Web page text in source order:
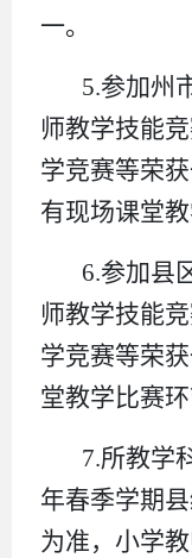
一。
5.参加州
师教学技能
学竞赛等荣
有现场课堂教
6.参加县
师教学技能
学竞赛等荣
堂教学比赛环
7.所教学
年春季学期
为准，小学